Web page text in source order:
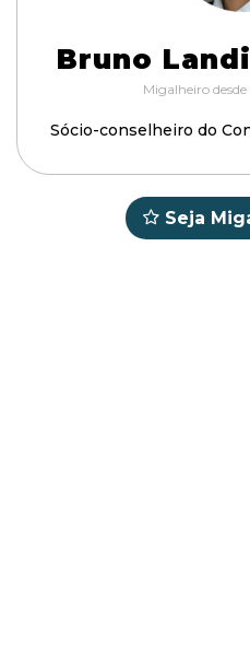
Bruno
Migalheiro
Sócio-conselheiro do
Seja